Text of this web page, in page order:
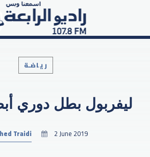
in the website:
رياضـة
ليفربول بطل دوري
Traidi 2 June 2019